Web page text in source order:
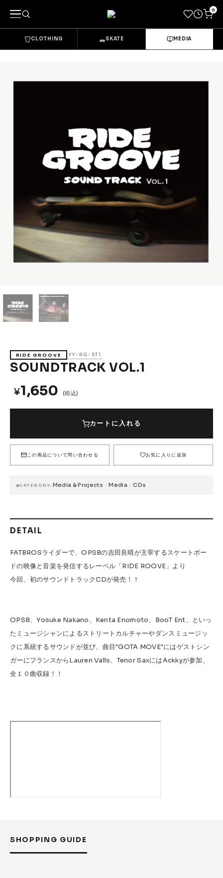
0
Bottoms
Sets & Overalls Socks
Bags & Pouches
Gloves Shoes
Accessories &
Goods
SKATE
Trucks
Bearings
Skate Bags & Cases Tools & Maintenance
FESN laboratory
PENNY Pro Shop CUSTOM COET
INDEPENDENT ACE TRUCKS
AREth Pro-Tec DENIS DANG SHADES
Various Brands Vintage
CLOTHING SKATE MEDIA
RIDE GROOVE YY-RG-ST1
SOUNDTRACK VOL.1
¥1,650 (税込)
カートに入れる
この商品について問い合わせる お気に入りに追加
CATEGORY Media & Projects › Media › CDs
DETAIL
FATBROSライダーで、OPSBの吉田良晴が主宰するスケートボー
ドの映像と音楽を発信するレーベル「RIDE ROOVE」より
今回、初のサウンドトラックCDが発売！！
OPSB、Yosuke Nakano、Kenta Enomoto、BooT Ent、といっ
たミュージシャンによるストリートカルチャーやダンスミュージッ
クに系統するサウンドが並び、曲目"GOTA MOVE"にはゲストシン
ガーにフランスからLauren Valls、Tenor SaxにはAckkyが参加、
全１０曲収録！！
SHOPPING GUIDE